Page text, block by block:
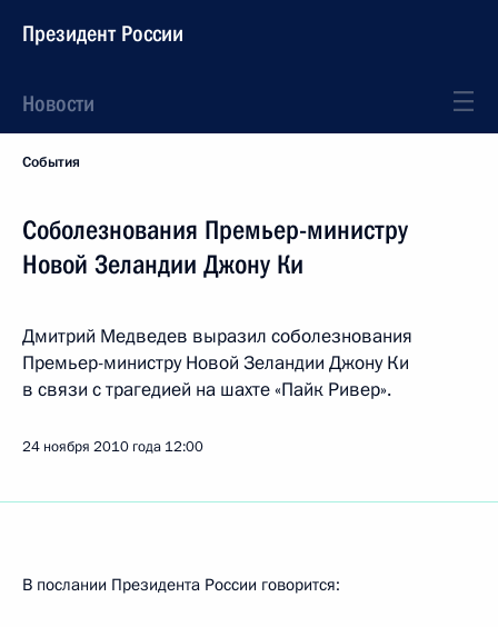
Президент России
Новости
События
Соболезнования Премьер-министру
Новой Зеландии Джону Ки
Дмитрий Медведев выразил соболезнования
Премьер-министру Новой Зеландии Джону Ки
в связи с трагедией на шахте «Пайк Ривер».
24 ноября 2010 года 12:00
В послании Президента России говорится: